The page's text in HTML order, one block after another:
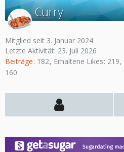
Curry
Mitglied seit 3. Januar 2024
Letzte Aktivität: 23. Juli 2026
Beiträge 182 Erhaltene Likes 219
160